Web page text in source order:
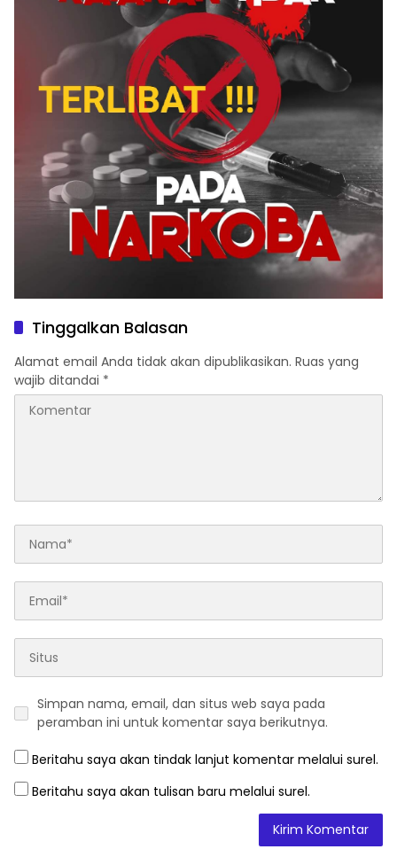
Tinggalkan Balasan
Alamat email Anda tidak akan dipublikasikan. Ruas yang
wajib ditandai *
Simpan nama, email, dan situs web saya pada
peramban ini untuk komentar saya berikutnya.
Beritahu saya akan tindak lanjut komentar melalui surel.
Beritahu saya akan tulisan baru melalui surel.